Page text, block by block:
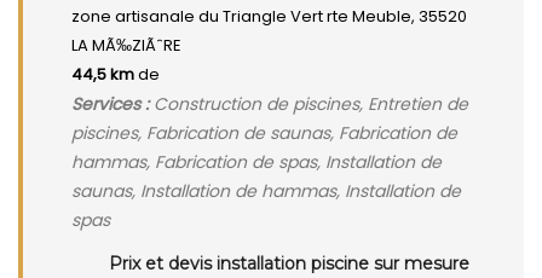
zone artisanale du Triangle Vert rte Meuble, 35520
LA MÃ‰ZIÃˆRE
44,5 kmde
Services :Construction de piscines, Entretien de
piscines, Fabrication de saunas, Fabrication de
hammas, Fabrication de spas, Installation de
saunas, Installation de hammas, Installation de
spas
Prix et devis installation piscine sur mesure